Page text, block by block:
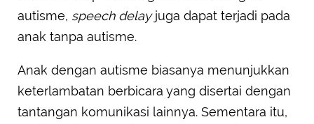
autisme, speech delayjuga dapat terjadi pada
anak tanpa autisme.
Anak dengan autisme biasanya menunjukkan
keterlambatan berbicara yang disertai dengan
tantangan komunikasi lainnya. Sementara itu,